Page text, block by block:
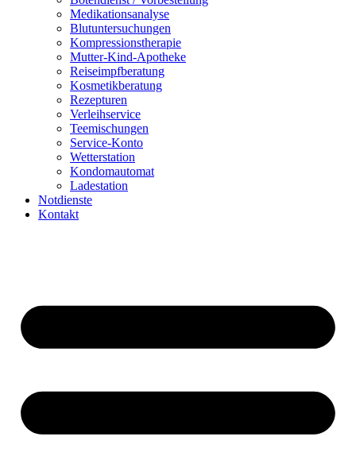
Medikationsanalyse
Blutuntersuchungen
Kompressionstherapie
Mutter-Kind-Apotheke
Reiseimpfberatung
Kosmetikberatung
Rezepturen
Verleihservice
Teemischungen
Service-Konto
Wetterstation
Kondomautomat
Ladestation
Notdienste
Kontakt